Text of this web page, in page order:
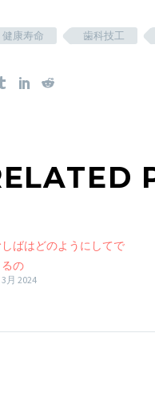
健康寿命 歯科技工
ばはどのようにしてで
るの
3月 2024